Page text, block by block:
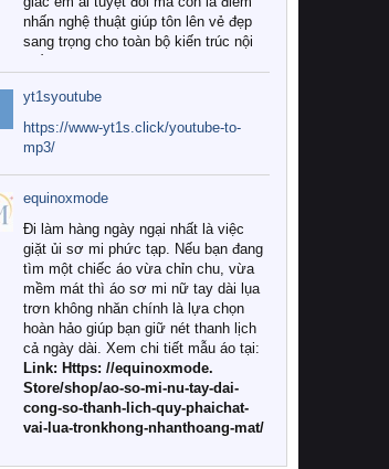
nhấn nghệ thuật giúp tôn lên vẻ đẹp
sang trọng cho toàn bộ kiến trúc nội
Tuy nhiên, giữa thị trường đa dạng
với vô vàn thương hiệu và mẫu mã
như hiện nay, làm thế nào để chọn
được những bộ chăn ga gối đệm cao
cấp thực sự chất lượng, phù hợp với
khí hậu và nhu cầu sử dụng của gia
đình? Hãy cùng chúng tôi đi tìm lời
giải đáp chi tiết qua bài viết dưới đây.
1. Tại sao các gia đình hiện đại lại ưa
chuộng chăn ga gối đệm cao cấp?
Khác với các dòng sản phẩm thông
thường, những bộ chăn ga gối đệm
cao cấp trải qua quy trình sản xuất
nghiêm ngặt từ khâu chọn lọc nguyên
liệu tự nhiên đến công nghệ dệt
nhuộm hiện đại không chứa hóa chất
yt1syoutube
https://www-yt1s.click/youtube-to-
mp3/
equinoxmode
Đi làm hàng ngày ngại nhất là việc
giặt ủi sơ mi phức tạp. Nếu bạn đang
tìm một chiếc áo vừa chỉn chu, vừa
mềm mát thì áo sơ mi nữ tay dài lụa
trơn không nhăn chính là lựa chọn
hoàn hảo giúp bạn giữ nét thanh lịch
cả ngày dài. Xem chi tiết mẫu áo tại:
Link: Https: //equinoxmode.
Store/shop/ao-so-mi-nu-tay-dai-
cong-so-thanh-lich-quy-phaichat-
vai-lua-tronkhong-nhanthoang-mat/